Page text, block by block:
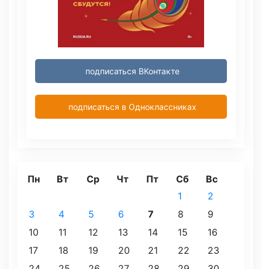
подписаться ВКонтакте
подписаться в Одноклассниках
Пн Вт Ср Чт Пт Сб
Вс
1
2
3
4 5 6 7 8
9
10
11 12 13 14 15
16
17
18 19 20 21 22
23